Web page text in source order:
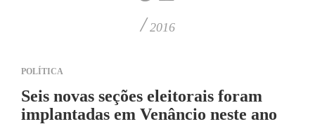
/ 2016
POLÍTICA
Seis novas seções eleitorais foram
implantadas em Venâncio neste ano